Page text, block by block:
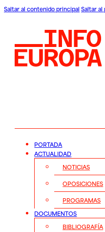
Saltar al contenido principal Saltar al
PORTADA
ACTUALIDAD
NOTICIAS
OPOSICIONES
PROGRAMAS
DOCUMENTOS
BIBLIOGRAFÍA